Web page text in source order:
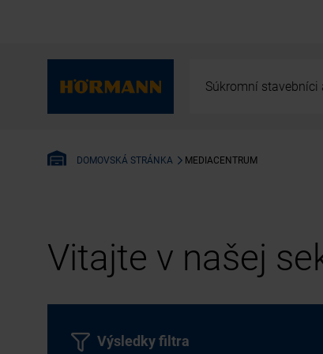
Súkromní stavebníci
DOMOVSKÁ STRÁNKA MEDIACENTRUM
Vitajte v našej
Výsledky filtra